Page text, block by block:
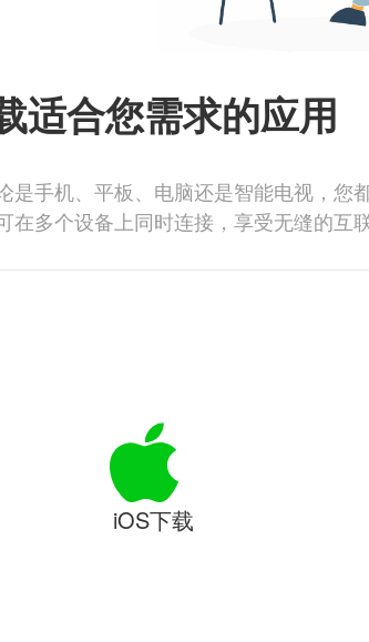
适合您需求的应用
手机、平板、电脑还是智能电视，您
在多个设备上同时连接，享受无缝的互联
iOS下载